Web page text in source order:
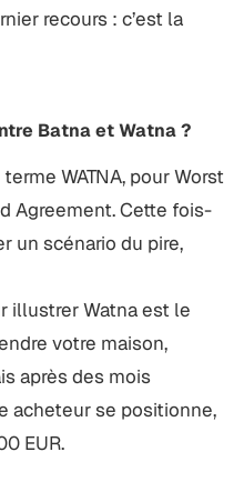
recours : c’est la
Batna et Watna ?
WATNA, pour Worst
Agreement. Cette fois-
un scénario du pire,
illustrer Watna est le
votre maison,
après des mois
acheteur se positionne,
EUR.